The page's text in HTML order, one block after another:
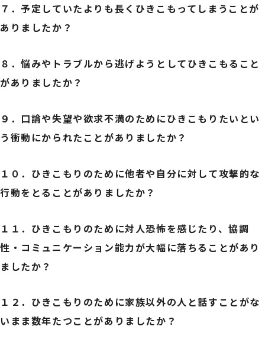
７．予定していたよりも長くひきこもってしまうことが
ありましたか？
８．悩みやトラブルから逃げようとしてひきこもること
がありましたか？
９． 口論や失望や欲求不満のためにひきこもりたいとい
う衝動にかられたことがありましたか？
１０． ひきこもりのために他者や自分に対して攻撃的な
行動をとることがありましたか？
１１． ひきこもりのために対人恐怖を感じたり、協調
性・コミュニケーション能力が大幅に落ちることがあり
ましたか？
１２． ひきこもりのために家族以外の人と話すことがな
いまま数年たつことがありましたか？